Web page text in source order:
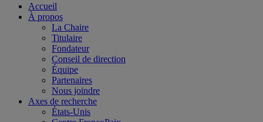
Accueil
À propos
La Chaire
Titulaire
Fondateur
Conseil de direction
Équipe
Partenaires
Nous joindre
Axes de recherche
États-Unis